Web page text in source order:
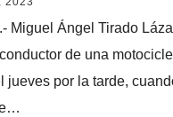
Miguel Ángel Tirado
de una
jueves por la tarde,